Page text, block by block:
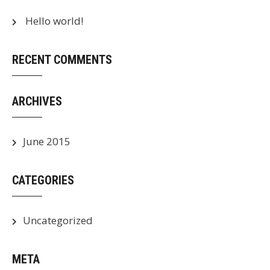
Hello world!
RECENT COMMENTS
ARCHIVES
June 2015
CATEGORIES
Uncategorized
META